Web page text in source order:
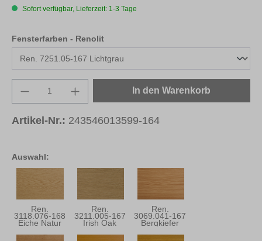
Auswahl:
Ren.
3118.076-168
Eiche Natur
Ren.
3211.005-167
Irish Oak
Ren.
3069.041-167
Bergkiefer
Sofort verfügbar, Lieferzeit: 1-3 Tage
Fensterfarben - Renolitauswählen
Produkt Anzahl: Gib den gewünschten
In den Warenkorb
Artikel-Nr.: 243546013599-164